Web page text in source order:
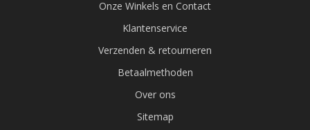
Onze Winkels en Contact
Klantenservice
Verzenden & retourneren
Betaalmethoden
Over ons
Sitemap